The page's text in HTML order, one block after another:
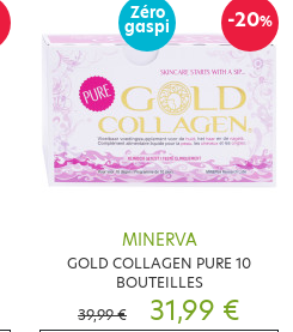
-20%
Zéro
gaspi
MINERVA
GOLD COLLAGEN PURE 10
BOUTEILLES
39,99 €
31,99 €